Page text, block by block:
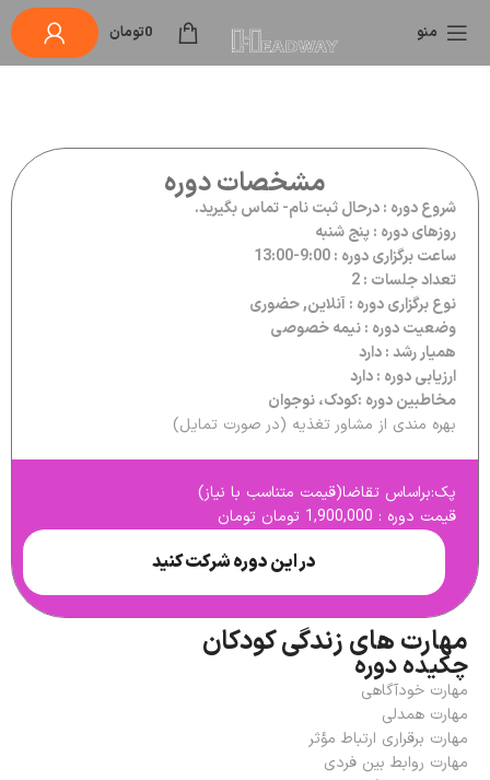
منو 0تومان
مشخصات دوره
شروع دوره : درحال ثبت نام- تماس بگیرید.
روزهای دوره : پنج شنبه
ساعت برگزاری دوره : 9:00-13:00
تعداد جلسات : 2
نوع برگزاری دوره : آنلاین, حضوری
وضعیت دوره : نیمه خصوصی
همیار رشد : دارد
ارزیابی دوره : دارد
مخاطبین دوره :کودک، نوجوان
بهره مندی از مشاور تغذیه (در صورت تمایل)
پک:براساس تقاضا(قیمت متناسب با نیاز)
قیمت دوره : 1,900,000 تومان تومان
در این دوره شرکت کنید
مهارت های زندگی کودکان
چکیده دوره
مهارت خودآگاهی
مهارت همدلی
مهارت برقراری ارتباط مؤثر
مهارت روابط بین فردی